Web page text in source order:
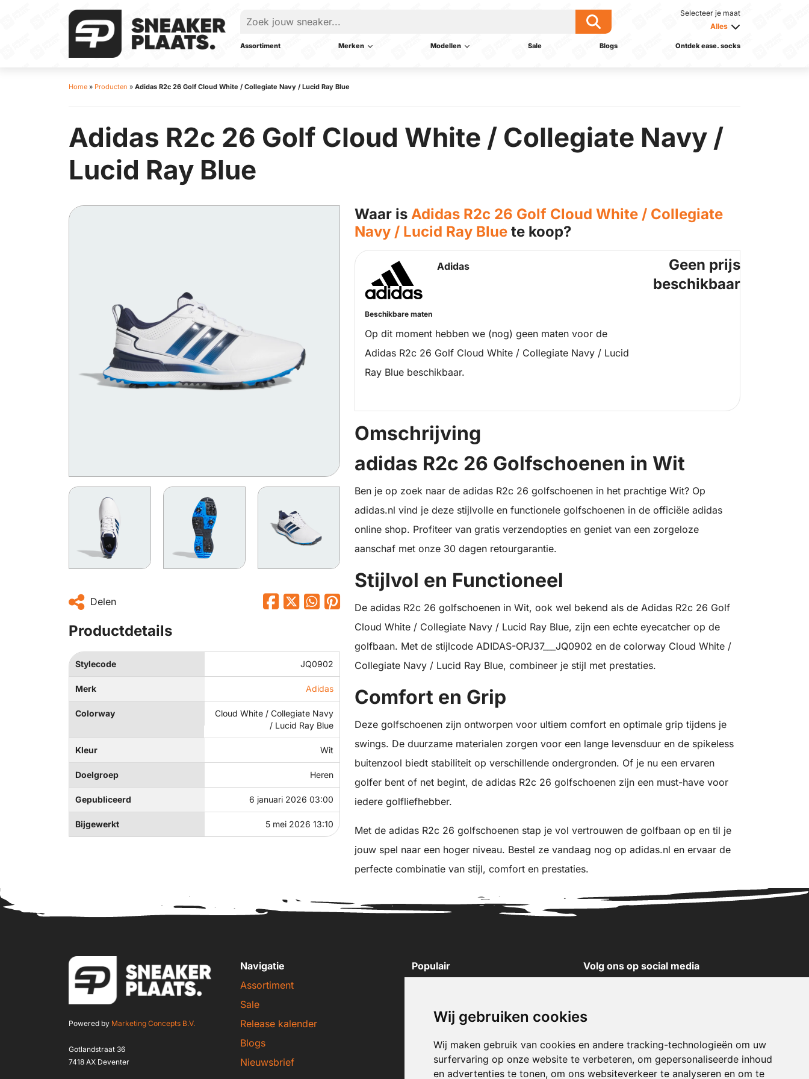
Wij gebruiken cookies
Wij maken gebruik van cookies en andere tracking-technologieën om uw
surfervaring op onze website te verbeteren, om gepersonaliseerde inhoud
en advertenties te tonen, om ons websiteverkeer te analyseren en om te
Selecteer je maat
Alles
Assortiment Merken Modellen Sale Blogs Ontdek ease. socks
Home » Producten » Adidas R2c 26 Golf Cloud White / Collegiate Navy / Lucid Ray Blue
Adidas R2c 26 Golf Cloud White / Collegiate Navy /
Lucid Ray Blue
Delen
Productdetails
Stylecode JQ0902
Merk Adidas
Colorway
Cloud White / Collegiate Navy
/ Lucid Ray Blue
Kleur Wit
Doelgroep Heren
Gepubliceerd 6 januari 2026 03:00
Bijgewerkt 5 mei 2026 13:10
Waar is Adidas R2c 26 Golf Cloud White / Collegiate
Navy / Lucid Ray Blue te koop?
Adidas
Beschikbare maten
Op dit moment hebben we (nog) geen maten voor de
Adidas R2c 26 Golf Cloud White / Collegiate Navy / Lucid
Ray Blue beschikbaar.
Geen prijs
beschikbaar
Omschrijving
adidas R2c 26 Golfschoenen in Wit
Ben je op zoek naar de adidas R2c 26 golfschoenen in het prachtige Wit? Op
adidas.nl vind je deze stijlvolle en functionele golfschoenen in de officiële adidas
online shop. Profiteer van gratis verzendopties en geniet van een zorgeloze
aanschaf met onze 30 dagen retourgarantie.
Stijlvol en Functioneel
De adidas R2c 26 golfschoenen in Wit, ook wel bekend als de Adidas R2c 26 Golf
Cloud White / Collegiate Navy / Lucid Ray Blue, zijn een echte eyecatcher op de
golfbaan. Met de stijlcode ADIDAS-OPJ37___JQ0902 en de colorway Cloud White /
Collegiate Navy / Lucid Ray Blue, combineer je stijl met prestaties.
Comfort en Grip
Deze golfschoenen zijn ontworpen voor ultiem comfort en optimale grip tijdens je
swings. De duurzame materialen zorgen voor een lange levensduur en de spikeless
buitenzool biedt stabiliteit op verschillende ondergronden. Of je nu een ervaren
golfer bent of net begint, de adidas R2c 26 golfschoenen zijn een must-have voor
iedere golfliefhebber.
Met de adidas R2c 26 golfschoenen stap je vol vertrouwen de golfbaan op en til je
jouw spel naar een hoger niveau. Bestel ze vandaag nog op adidas.nl en ervaar de
perfecte combinatie van stijl, comfort en prestaties.
Powered by Marketing Concepts B.V.
Gotlandstraat 36
7418 AX Deventer
Navigatie
Assortiment
Sale
Release kalender
Blogs
Nieuwsbrief
Populair
New Balance sneakers
Puma sneakers
Converse sneakers
Volg ons op social media
X
Pinterest